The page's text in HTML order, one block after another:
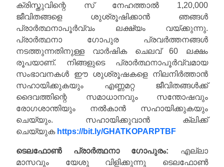
ക്രിസ്തുവിന്റെ സ് നേഹത്താൽ 1,20,000
ജീവിതങ്ങളെ ശുശ്രൂഷിക്കാൻ ഞങ്ങൾ
പ്രാർത്ഥനാപൂർവ്വം ലക്ഷ്യം വയ്ക്കുന്നു.
പ്രാർത്ഥനാ ഗോപുര പ്രവർത്തനങ്ങൾ
നടത്തുന്നതിനുള്ള വാർഷിക ചെലവ് 60 ലക്ഷം
രൂപയാണ്. നിങ്ങളുടെ പ്രാർത്ഥനാപൂർവ്വമായ
സംഭാവനകൾ ഈ ശുശ്രൂഷകളെ നിലനിർത്താൻ
സഹായിക്കുകയും എണ്ണമറ്റ ജീവിതങ്ങൾക്ക്
ദൈവത്തിന്റെ സമാധാനവും സന്തോഷവും
രോഗശാന്തിയും നൽകാൻ സഹായിക്കുകയും
ചെയ്യും. സഹായിക്കുവാൻ ക്ലിക്ക്
ചെയ്യുക https://bit.ly/GHATKOPARPTBF
ടെലഫോൺ പ്രാർത്ഥനാ ഗോപുരം: എല്ലാ
മാസവും യേശു വിളിക്കുന്നു ടെലഫോൺ